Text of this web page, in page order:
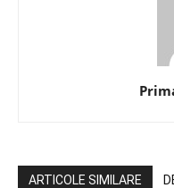
ARTICOLE SIMILARE